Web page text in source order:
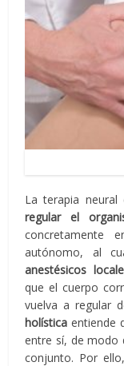
La terapia
regular el
concretamente
autónomo, al
anestésicos
que el cuerpo
vuelva a regular
holística entiende
entre sí, de modo
conjunto. Por